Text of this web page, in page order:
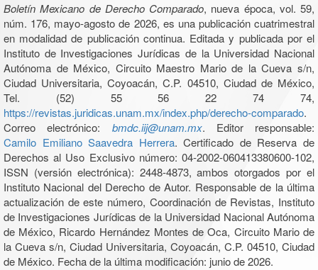
Boletín Mexicano de Derecho Comparado, nueva época, vol. 59,
núm. 176, mayo-agosto de 2026, es una publicación cuatrimestral
en modalidad de publicación continua. Editada y publicada por el
Instituto de Investigaciones Jurídicas de la Universidad Nacional
Autónoma de México, Circuito Maestro Mario de la Cueva s/n,
Ciudad Universitaria, Coyoacán, C.P. 04510, Ciudad de México,
Tel. (52) 55 56 22 74 74,
https://revistas.juridicas.unam.mx/index.php/derecho-comparado.
Correo electrónico: bmdc.iij@unam.mx. Editor responsable:
Camilo Emiliano Saavedra Herrera. Certificado de Reserva de
Derechos al Uso Exclusivo número: 04-2002-060413380600-102,
ISSN (versión electrónica): 2448-4873, ambos otorgados por el
Instituto Nacional del Derecho de Autor. Responsable de la última
actualización de este número, Coordinación de Revistas, Instituto
de Investigaciones Jurídicas de la Universidad Nacional Autónoma
de México, Ricardo Hernández Montes de Oca, Circuito Mario de
la Cueva s/n, Ciudad Universitaria, Coyoacán, C.P. 04510, Ciudad
de México. Fecha de la última modificación: junio de 2026.